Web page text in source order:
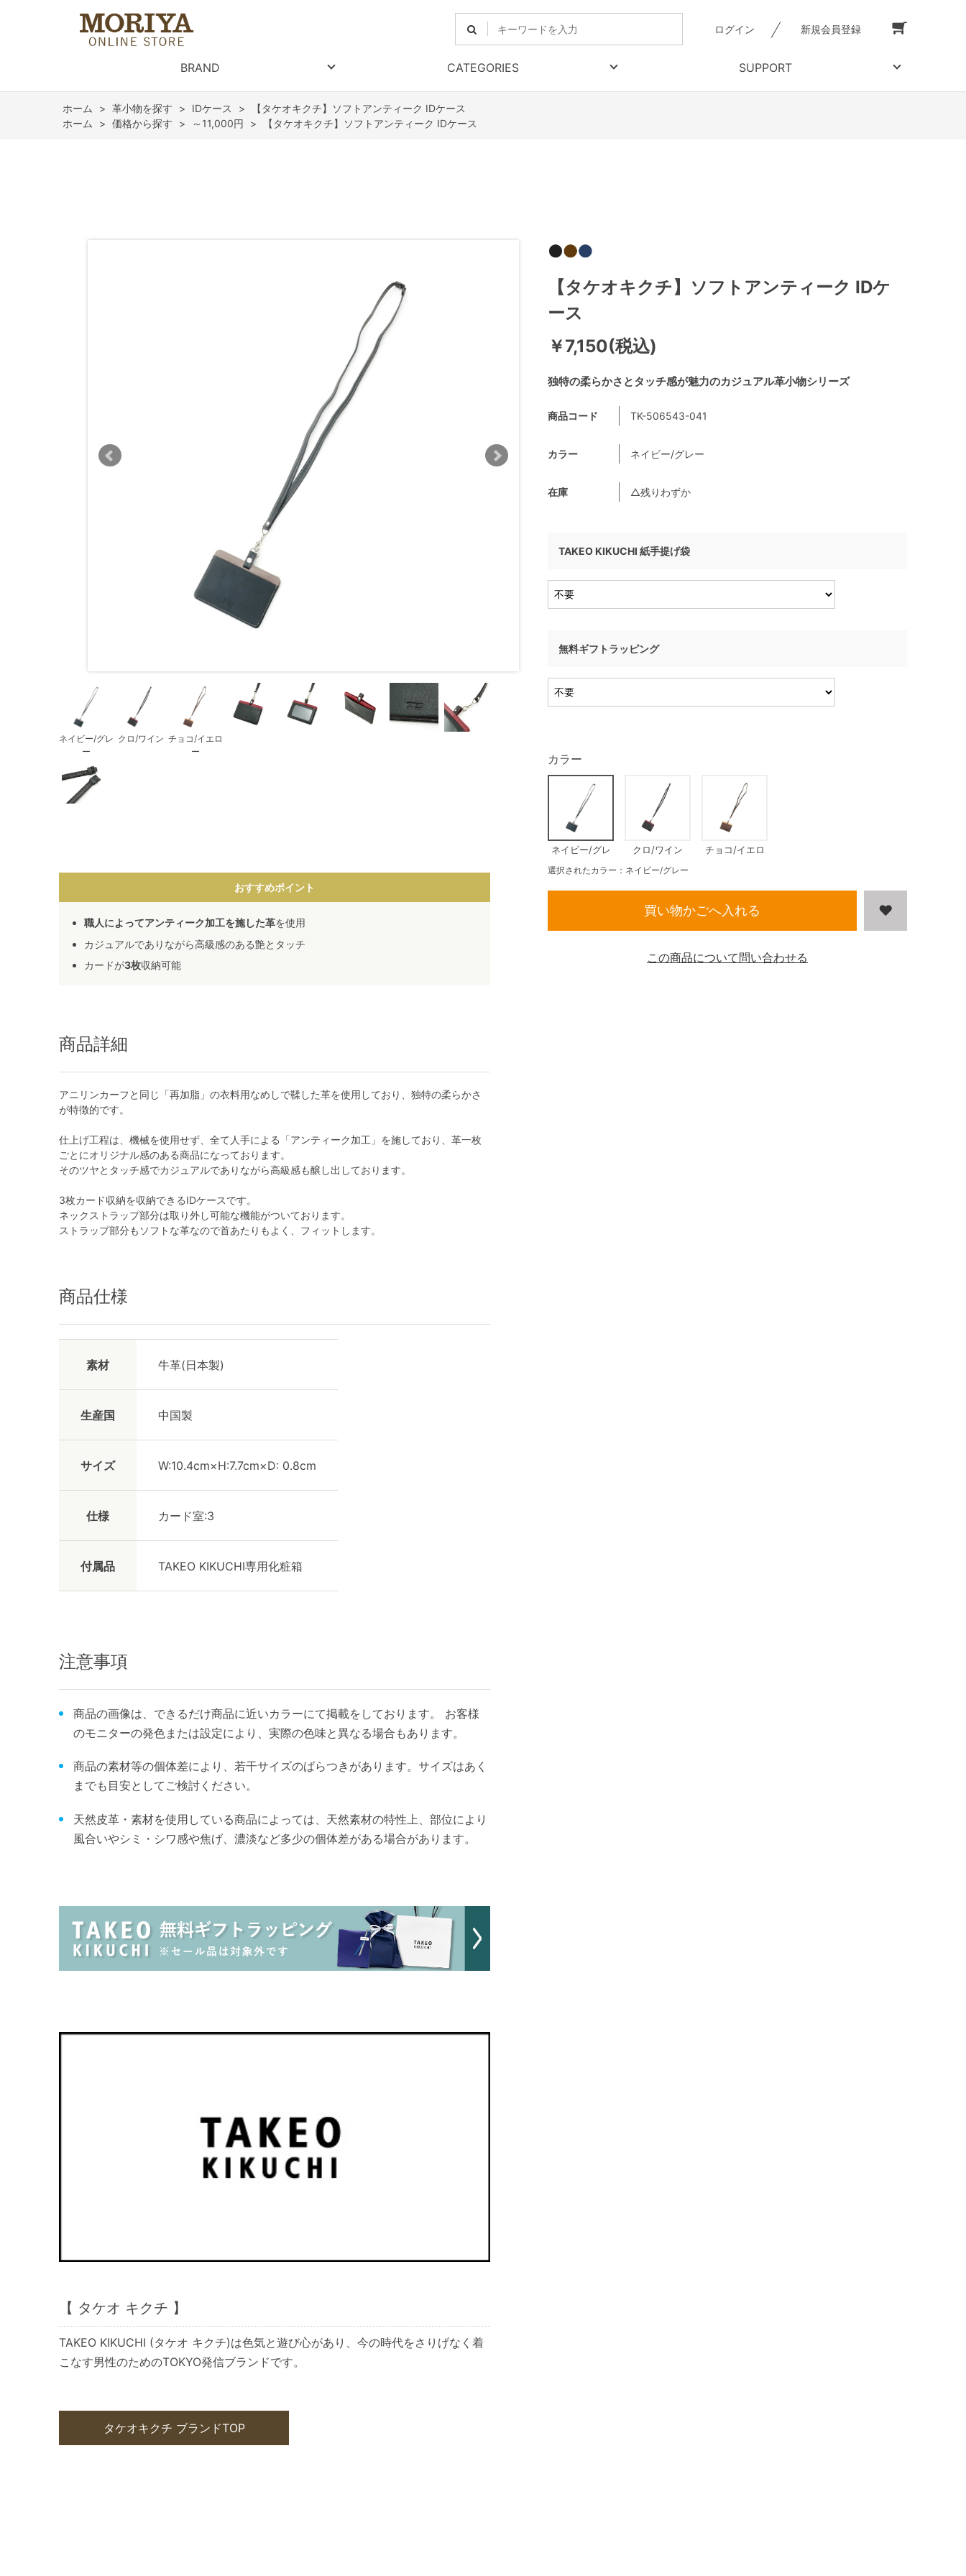
ログイン 新規会員登録
BRAND CATEGORIES SUPPORT
ホーム > 革小物を探す > IDケース >
【タケオキクチ】ソフトアンティーク IDケース
ホーム
> 価格から探す > ～11,000円 > 【タケオキクチ】ソフトアンティーク IDケース
ネイビー/グレ
ー
クロ/ワイン チョコ/イエロ
ー
おすすめポイント
職人によってアンティーク加工を施した革を使用
カジュアルでありながら高級感のある艶とタッチ
カードが3枚収納可能
商品詳細
アニリンカーフと同じ「再加脂」の衣料用なめしで鞣した革を使用しており、独特の柔らかさ
が特徴的です。
仕上げ工程は、機械を使用せず、全て人手による「アンティーク加工」を施しており、革一枚
ごとにオリジナル感のある商品になっております。
そのツヤとタッチ感でカジュアルでありながら高級感も醸し出しております。
3枚カード収納を収納できるIDケースです。
ネックストラップ部分は取り外し可能な機能がついております。
ストラップ部分もソフトな革なので首あたりもよく、フィットします。
商品仕様
素材 牛革(日本製)
生産国 中国製
サイズ W:10.4cm×H:7.7cm×D: 0.8cm
仕様 カード室:3
付属品 TAKEO KIKUCHI専用化粧箱
注意事項
商品の画像は、できるだけ商品に近いカラーにて掲載をしております。 お客様
のモニターの発色または設定により、実際の色味と異なる場合もあります。
商品の素材等の個体差により、若干サイズのばらつきがあります。サイズはあく
までも目安としてご検討ください。
天然皮革・素材を使用している商品によっては、天然素材の特性上、部位により
風合いやシミ・シワ感や焦げ、濃淡など多少の個体差がある場合があります。
【 タケオ キクチ 】
TAKEO KIKUCHI (タケオ キクチ)は色気と遊び心があり、今の時代をさりげなく着
こなす男性のためのTOKYO発信ブランドです。
タケオキクチ ブランドTOP
独特の柔らかさとタッチ感が魅力のカジュアル革小物シリーズ
【タケオキクチ】ソフトアンティーク IDケ
ース
￥7,150(税込)
商品コード TK-506543-041
カラー ネイビー/グレー
在庫 △残りわずか
TAKEO KIKUCHI 紙手提げ袋
無料ギフトラッピング
カラー
ネイビー/グレ
クロ/ワイン
チョコ/イエロ
選択されたカラー：ネイビー/グレー
買い物かごへ入れる
この商品について問い合わせる